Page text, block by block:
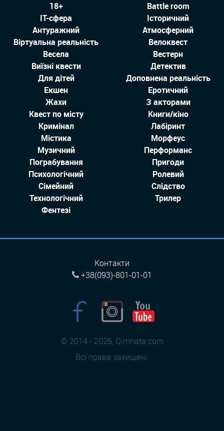
18+
Battle room
IT-сфера
Історичний
Антуражний
Атмосферний
Віртуальна реальність
Велоквест
Весела
Вестерн
Виїзні квести
Детектив
Для дітей
Доповнена реальність
Екшен
Еротичний
Жахи
З акторами
Квест по місту
Книги/кіно
Кримінал
Лабіринт
Містика
Морфеус
Музичний
Перформанс
Пограбування
Пригоди
Психологічний
Ролевий
Сімейний
Слідство
Технологiчний
Трилер
Фентезі
© 2014 - 2026, Qimnata.com
Всі права захищені.
Контакти
+38(093)-801-01-01